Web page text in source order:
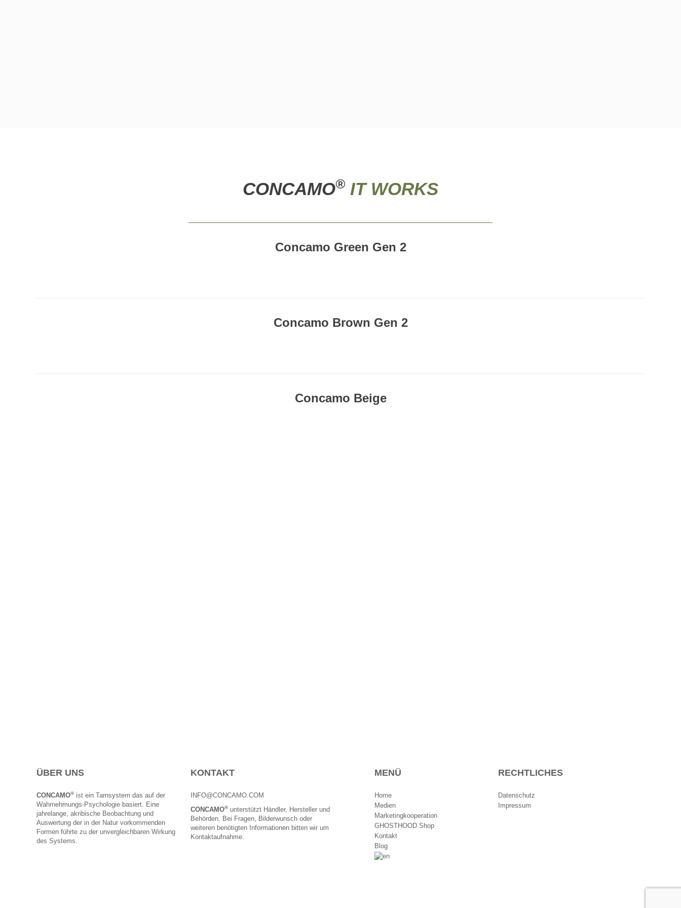
CONCAMO® IT WORKS
Concamo Green Gen 2
Concamo Brown Gen 2
Concamo Beige
ÜBER UNS
CONCAMO®ist ein Tarnsystem das auf der
Wahrnehmungs-Psychologie basiert. Eine
jahrelange, akribische Beobachtung und
Auswertung der in der Natur vorkommenden
Formen führte zu der unvergleichbaren Wirkung
des Systems.
KONTAKT
INFO@CONCAMO.COM
CONCAMO®unterstützt Händler, Hersteller und
Behörden. Bei Fragen, Bilderwunsch oder
weiteren benötigten Informationen bitten wir um
Kontaktaufnahme.
MENÜ
Home
Medien
Marketingkooperation
GHOSTHOOD Shop
Kontakt
Blog
RECHTLICHES
Datenschutz
Impressum